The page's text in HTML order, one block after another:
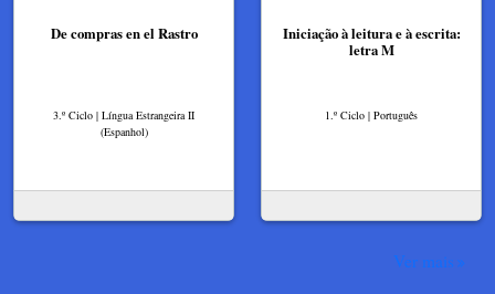
De compras en el Rastro
3.º Ciclo | Língua Estrangeira II
(Espanhol)
Iniciação à leitura e à escrita:
letra M
1.º Ciclo | Português
Ver mais